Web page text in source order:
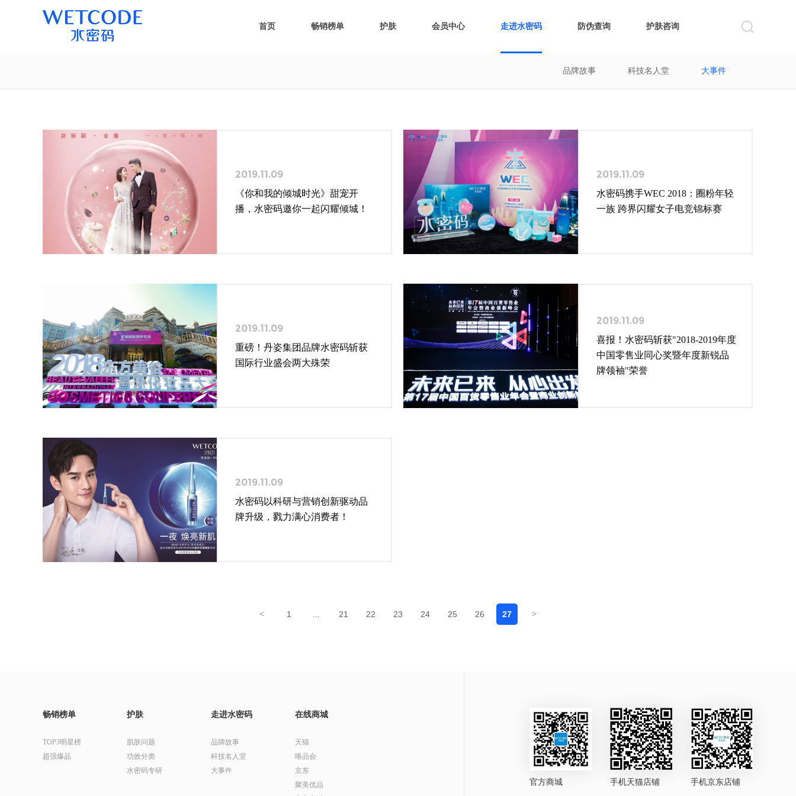
首页 畅销榜单 护肤 会员中心 走进水密码 防伪查询 护肤咨询
品牌故事 科技名人堂 大事件
2019.11.09
《你和我的倾城时光》甜宠开
播，水密码邀你一起闪耀倾城！
2019.11.09
水密码携手WEC 2018：圈粉年轻
一族 跨界闪耀女子电竞锦标赛
2019.11.09
重磅！丹姿集团品牌水密码斩获
国际行业盛会两大殊荣
2019.11.09
喜报！水密码斩获"2018-2019年度
中国零售业同心奖暨年度新锐品
牌领袖"荣誉
2019.11.09
水密码以科研与营销创新驱动品
牌升级，戮力满心消费者！
< 1 21 22 23 24 25 26 27 >
畅销榜单
TOP3明星榜
超强爆品
护肤
肌肤问题
功效分类
水密码专研
走进水密码
品牌故事
科技名人堂
大事件
在线商城
天猫
唯品会
京东
聚美优品
官方商城 手机天猫店铺 手机京东店铺